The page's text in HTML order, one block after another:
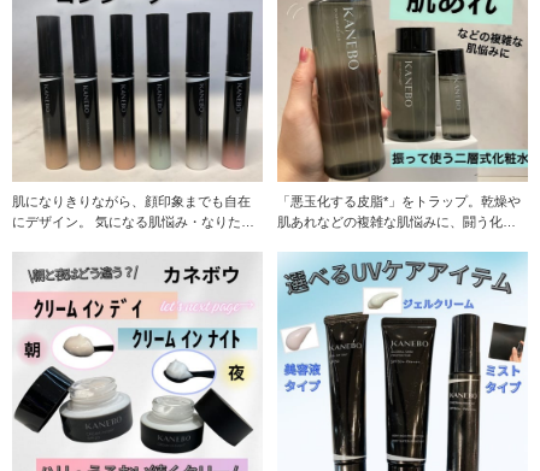
肌になりきりながら、顔印象までも自在
にデザイン。 気になる肌悩み・なりたい
「悪玉化する皮脂*」をトラップ。乾燥や
肌あれなどの複雑な肌悩みに、闘う化粧